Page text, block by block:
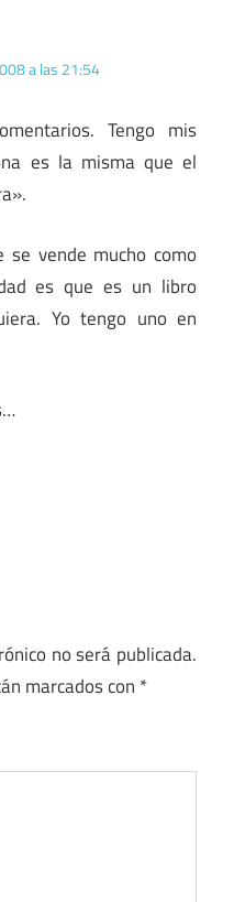
a las 21:54
Tengo mis
es la misma que el
vende mucho como
es que es un libro
Yo tengo uno en
no será publicada.
marcados con *